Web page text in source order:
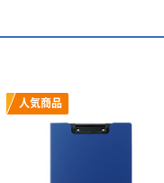
人気商品